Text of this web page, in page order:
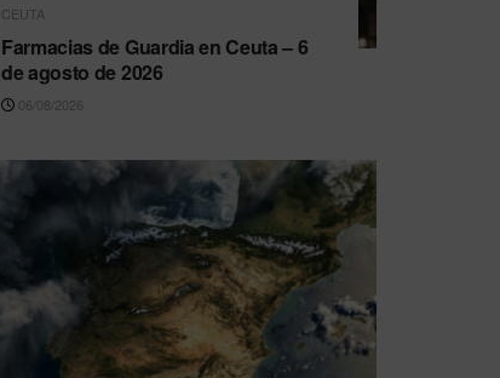
CEUTA
Farmacias de Guardia en Ceuta – 6
de agosto de 2026
06/08/2026